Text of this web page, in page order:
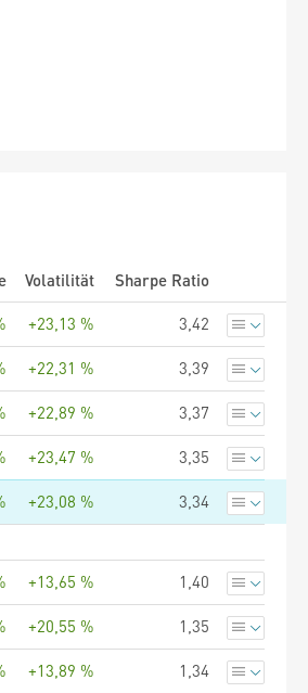
Volatilität
Sharpe Ratio
+23,13 % 3,42
+22,31 % 3,39
+22,89 % 3,37
+23,47 % 3,35
+23,08 % 3,34
+13,65 % 1,40
+20,55 % 1,35
+13,89 % 1,34